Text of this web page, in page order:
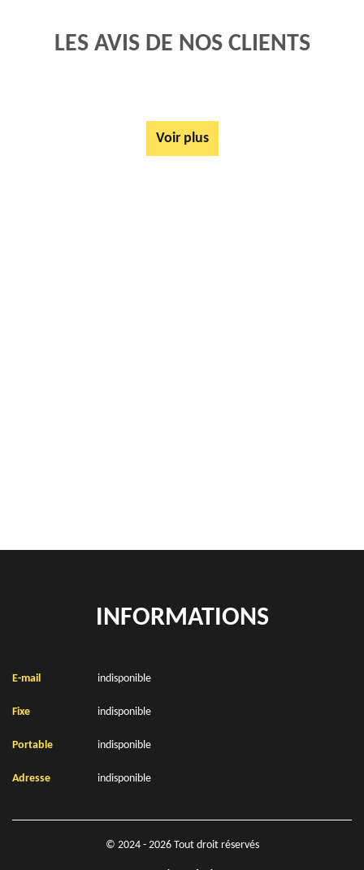
LES AVIS DE NOS CLIENTS
Voir plus
INFORMATIONS
E-mail indisponible
Fixe indisponible
Portable indisponible
Adresse indisponible
© 2024 - 2026 Tout droit réservés